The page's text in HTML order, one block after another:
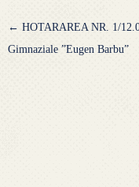
Navigare
articole
← HOTARAREA NR. 1/
Gimnaziale ”Eugen Barbu”